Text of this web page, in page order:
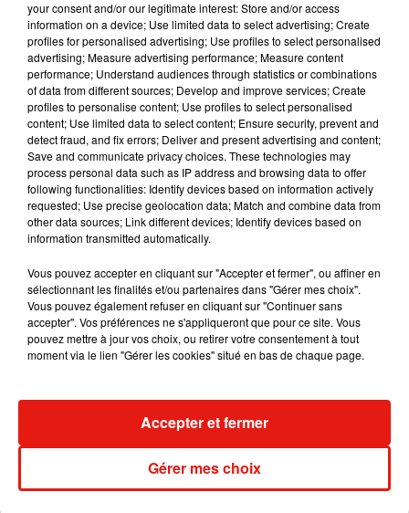
Nothing like studio therapy. Thank you @juicycouture for these
awesome sparkly track shorts and comfy top. Had so much fun
in the studio. Made me feel like a star �x� like the ones in
Une publication partagée par xoxo, Gaga (@ladygaga) le12 Oct. 2017 à 13h59 PDT
your consent and/or our legitimate interest: Store and/or access
information on a device; Use limited data to select advertising; Create
profiles for personalised advertising; Use profiles to select personalised
advertising; Measure advertising performance; Measure content
performance; Understand audiences through statistics or combinations
of data from different sources; Develop and improve services; Create
profiles to personalise content; Use profiles to select personalised
content; Use limited data to select content; Ensure security, prevent and
detect fraud, and fix errors; Deliver and present advertising and content;
Save and communicate privacy choices. These technologies may
process personal data such as IP address and browsing data to offer
following functionalities: Identify devices based on information actively
requested; Use precise geolocation data; Match and combine data from
other data sources; Link different devices; Identify devices based on
information transmitted automatically.
Vous pouvez accepter en cliquant sur "Accepter et fermer", ou affiner en
sélectionnant les finalités et/ou partenaires dans "Gérer mes choix".
Vous pouvez également refuser en cliquant sur "Continuer sans
accepter". Vos préférences ne s'appliqueront que pour ce site. Vous
pouvez mettre à jour vos choix, ou retirer votre consentement à tout
moment via le lien "Gérer les cookies" situé en bas de chaque page.
Gérer mes choix
Accepter et fermer